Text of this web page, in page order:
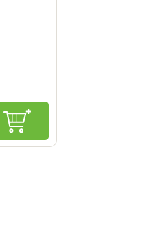
In winkelwagen